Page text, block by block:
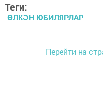
Теги:
ӨЛКӘН ЮБИЛЯРЛАР
Перейти на